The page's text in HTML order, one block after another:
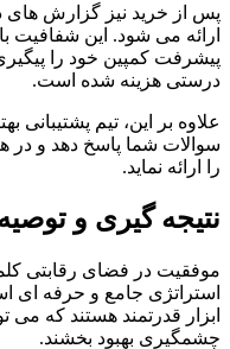
پس از خرید نیز گزارش های
ارائه می شود. این شفافیت
پیشرفت کمپین خود را
درستی هزینه شده است.
علاوه بر این، تیم پشتیبانی
سوالات شما پاسخ دهد و در
را ارائه نماید.
نتیجه گیری و
موفقیت در فضای رقابتی
استراتژی جامع و حرفه ای
ابزار قدرتمند هستند که می
چشمگیری بهبود بخشند.